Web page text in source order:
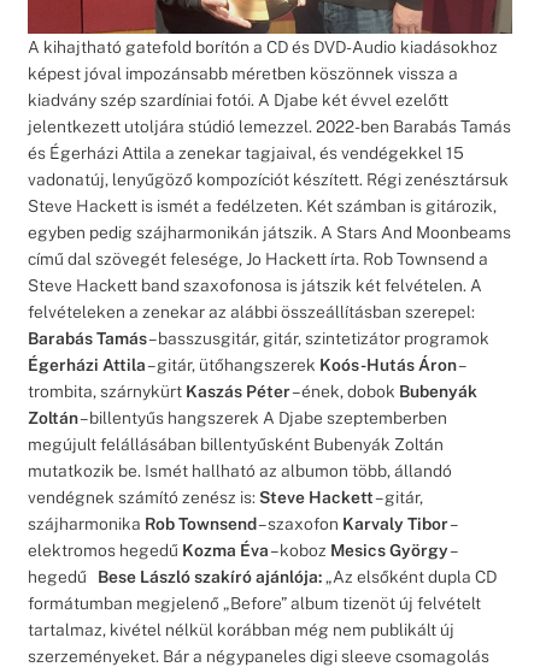
A kihajtható gatefold borítón a CD és DVD-Audio kiadásokhoz
képest jóval impozánsabb méretben köszönnek vissza a
kiadvány szép szardíniai fotói. A Djabe két évvel ezelőtt
jelentkezett utoljára stúdió lemezzel. 2022-ben Barabás Tamás
és Égerházi Attila a zenekar tagjaival, és vendégekkel 15
vadonatúj, lenyűgöző kompozíciót készített. Régi zenésztársuk
Steve Hackett is ismét a fedélzeten. Két számban is gitározik,
egyben pedig szájharmonikán játszik. A Stars And Moonbeams
című dal szövegét felesége, Jo Hackett írta. Rob Townsend a
Steve Hackett band szaxofonosa is játszik két felvételen. A
felvételeken a zenekar az alábbi összeállításban szerepel:
Barabás Tamás– basszusgitár, gitár, szintetizátor programok
Égerházi Attila– gitár, ütőhangszerek Koós-Hutás Áron–
trombita, szárnykürt Kaszás Péter– ének, dobok Bubenyák
Zoltán– billentyűs hangszerek A Djabe szeptemberben
megújult felállásában billentyűsként Bubenyák Zoltán
mutatkozik be. Ismét hallható az albumon több, állandó
vendégnek számító zenész is: Steve Hackett– gitár,
szájharmonika Rob Townsend– szaxofon Karvaly Tibor–
elektromos hegedű Kozma Éva– koboz Mesics György–
hegedű
Bese László szakíró ajánlója:„Az elsőként dupla CD
formátumban megjelenő „Before” album tizenöt új felvételt
tartalmaz, kivétel nélkül korábban még nem publikált új
szerzeményeket. Bár a négypaneles digi sleeve csomagolás